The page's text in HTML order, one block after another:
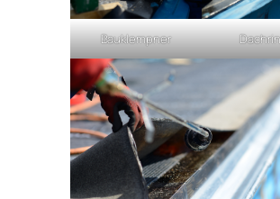
Bauklempner